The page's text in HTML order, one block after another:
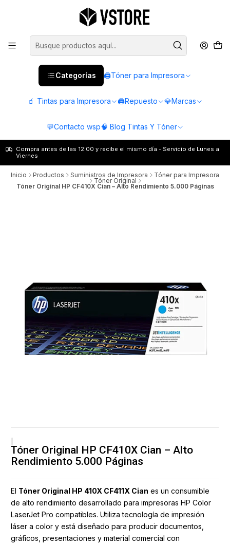
Categorías 🖨️Tóner para Impresora
🧃 Tintas para Impresora 🖨️Repuesto 💎Marcas
💬Contacto wsp🧠 Blog Tintas Y Tóner
Compra antes de las 12:00 y recibe el mismo día - Servicio de Lunes a
Viernes
Inicio Productos Suministros de Impresora Tóner para Impresora
Tóner Original
Tóner Original HP CF410X Cian – Alto Rendimiento 5.000 Páginas
Tóner Original HP CF410X Cian – Alto
Rendimiento 5.000 Páginas
El Tóner Original HP 410X CF411X Cian es un consumible
de alto rendimiento desarrollado para impresoras HP Color
LaserJet Pro compatibles. Utiliza tecnología de impresión
láser a color y está diseñado para producir documentos,
gráficos, presentaciones y material comercial con